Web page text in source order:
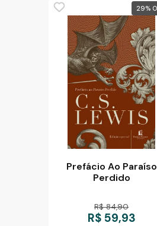
29%
Prefácio Ao Paraíso
Perdido
R$ 84,90
R$ 59,93